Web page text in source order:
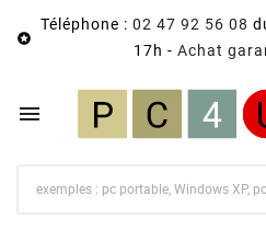

Téléphone : 02 47 92 56 08
17h - Achat
